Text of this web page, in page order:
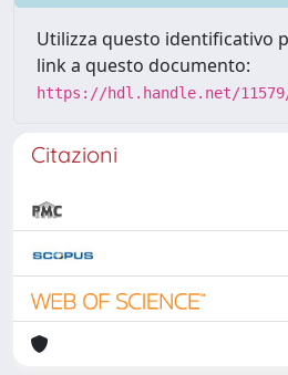
Utilizza questo identificativo
link a questo documento:
https://hdl.handle.net/11579/
Citazioni